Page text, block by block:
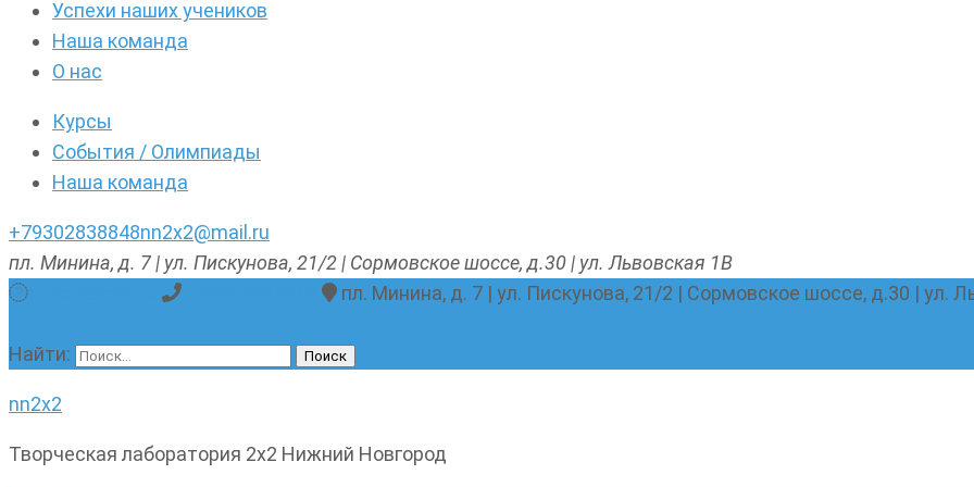
Успехи наших учеников
Наша команда
О нас
Курсы
События / Олимпиады
Наша команда
+79302838848nn2x2@mail.ru
пл. Минина, д. 7 | ул. Пискунова, 21/2 | Сормовское шоссе, д.30 | ул. Львовская 1В
пл. Минина, д. 7 | ул. Пискунова, 21/2 | Сормовское шоссе, д.30 | ул.
Найти:
nn2x2
Творческая лаборатория 2х2 Нижний Новгород